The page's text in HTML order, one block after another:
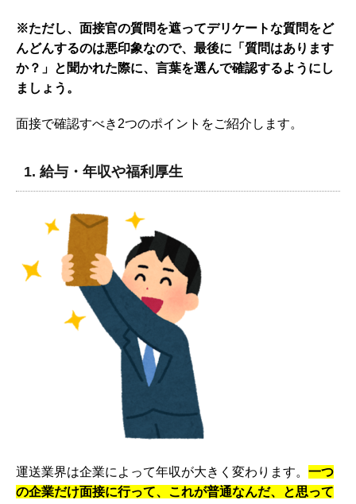
※ただし、面接官の質問を遮ってデリケートな質問をど
んどんするのは悪印象なので、最後に「質問はあります
か？」と聞かれた際に、言葉を選んで確認するようにし
ましょう。
面接で確認すべき2つのポイントをご紹介します。
1. 給与・年収や福利厚生
運送業界は企業によって年収が大きく変わります。 一つ
の企業だけ面接に行って、これが普通なんだ、と思って